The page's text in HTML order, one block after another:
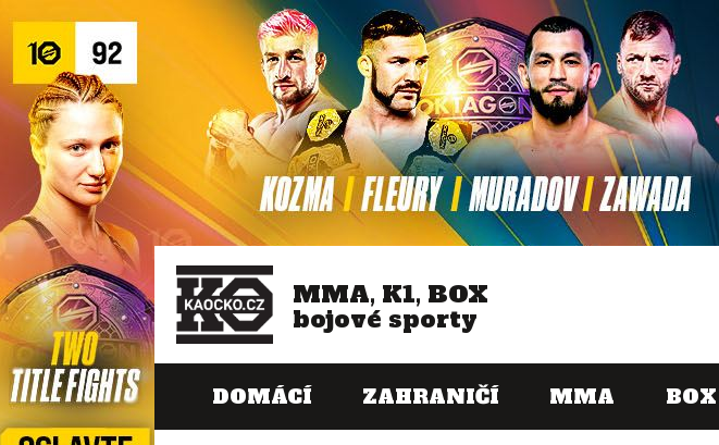
MMA, K1, BOX
bojové sporty
DOMÁCÍ ZAHRANIČÍ MMA BOX